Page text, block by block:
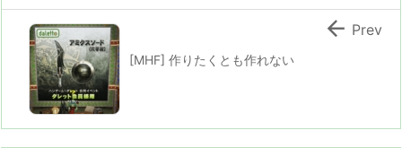
[MHF] 作りたくとも作れない
 Prev